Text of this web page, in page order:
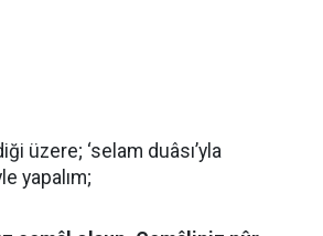
üzere; ‘selam duâsı’yla
yapalım;